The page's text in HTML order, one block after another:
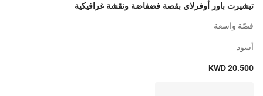
تيشيرت باور أوفرلاي بقصة فضفاضة ونقشة غرافيكية
قصّة واسعة
أسود
KWD 20.500